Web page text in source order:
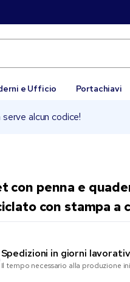
e Ufficio Portachiavi
alcun codice!
con penna e
con stampa a
Spedizioni in giorni
Il tempo necessario alla produzione